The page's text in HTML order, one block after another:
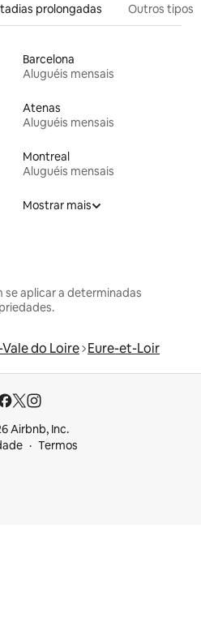
prolongadas Outros tipos
Barcelona
Aluguéis mensais
Atenas
Aluguéis mensais
Montreal
Aluguéis mensais
Mostrar mais
se aplicar a determinadas
do Loire Eure-et-Loir
Airbnb, Inc.
Termos